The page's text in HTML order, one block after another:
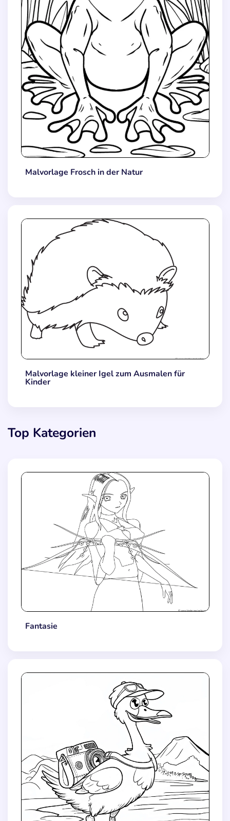
Malvorlage Frosch in der Natur
Malvorlage kleiner Igel zum Ausmalen für
Kinder
Top Kategorien
Fantasie